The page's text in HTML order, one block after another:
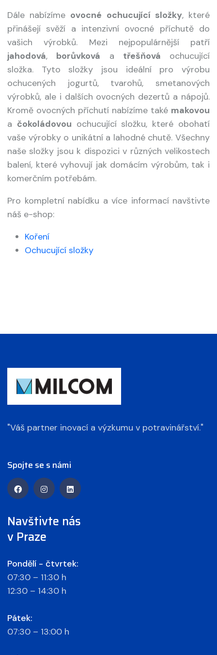
Dále nabízíme ovocné ochucující složky, které
přinášejí svěží a intenzivní ovocné příchutě do
vašich výrobků. Mezi nejpopulárnější patří
jahodová, borůvková a třešňová ochucující
složka. Tyto složky jsou ideální pro výrobu
ochucených jogurtů, tvarohů, smetanových
výrobků, ale i dalších ovocných dezertů a nápojů.
Kromě ovocných příchutí nabízíme také makovou
a čokoládovou ochucující složku, které obohatí
vaše výrobky o unikátní a lahodné chutě. Všechny
naše složky jsou k dispozici v různých velikostech
balení, které vyhovují jak domácím výrobům, tak i
komerčním potřebám.
Pro kompletní nabídku a více informací navštivte
náš e-shop:
Koření
Ochucující složky
"Váš partner inovací a výzkumu v potravinářství."
Spojte se s námi
Navštivte nás
v Praze
Pondělí - čtvrtek:
07:30 – 11:30 h
12:30 – 14:30 h
Pátek:
07:30 – 13:00 h